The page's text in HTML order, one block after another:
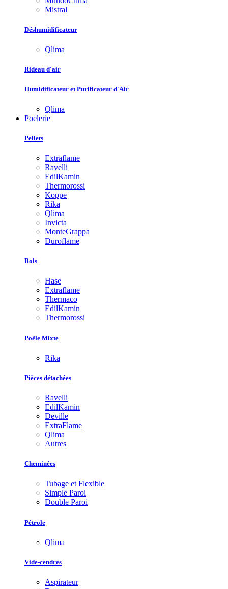
Mistral
Déshumidificateur
Qlima
Rideau d'air
Humidificateur et Purificateur d'Air
Qlima
Poelerie
Pellets
Extraflame
Ravelli
EdilKamin
Thermorossi
Koppe
Rika
Qlima
Invicta
MonteGrappa
Duroflame
Bois
Hase
Extraflame
Thermaco
EdilKamin
Thermorossi
Poêle Mixte
Rika
Pièces détachées
Ravelli
EdilKamin
Deville
ExtraFlame
Qlima
Autres
Cheminées
Tubage et Flexible
Simple Paroi
Double Paroi
Pétrole
Qlima
Vide-cendres
Aspirateur